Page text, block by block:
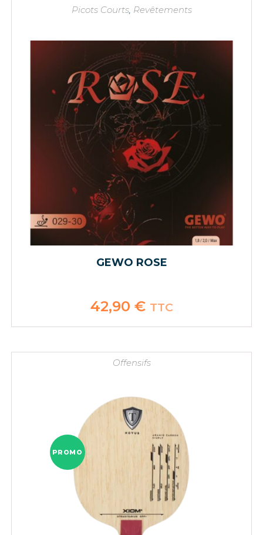
Picots Courts, Revêtements
GEWO ROSE
42,90 € TTC
Offensifs
PROMO